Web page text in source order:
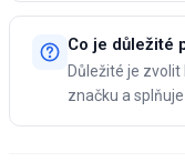
Co je důležité
Důležité je
značku a